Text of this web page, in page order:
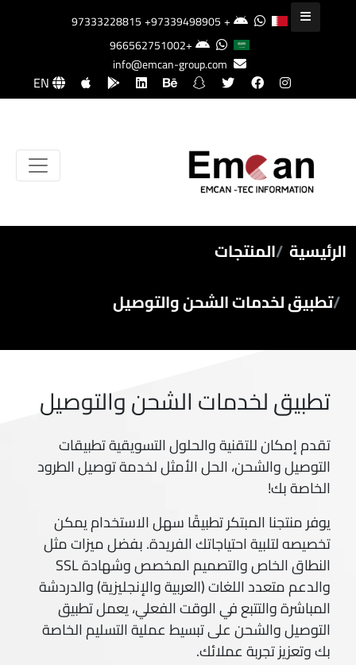
+97333228815
+97339498905
+966562751002
info@emcan-group.com
EN
الرئيسية المنتجات
تطبيق لخدمات الشحن والتوصيل
تطبيق لخدمات الشحن والتوصيل
تقدم إمكان للتقنية والحلول التسويقية تطبيقات
التوصيل والشحن، الحل الأمثل لخدمة توصيل الطرود
الخاصة بك!
يوفر منتجنا المبتكر تطبيقًا سهل الاستخدام يمكن
تخصيصه لتلبية احتياجاتك الفريدة. بفضل ميزات مثل
النطاق الخاص والتصميم المخصص وشهادة SSL
والدعم متعدد اللغات (العربية والإنجليزية) والدردشة
المباشرة والتتبع في الوقت الفعلي، يعمل تطبيق
التوصيل والشحن على تبسيط عملية التسليم الخاصة
بك وتعزيز تجربة عملائك.